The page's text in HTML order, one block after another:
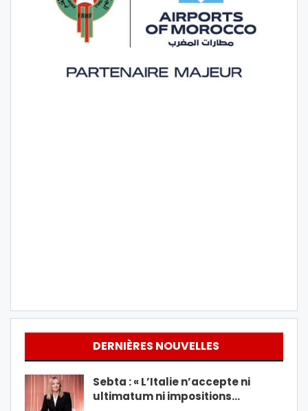
DERNIÈRES NOUVELLES
Sebta : « L’Italie n’accepte ni
ultimatum ni impositions…